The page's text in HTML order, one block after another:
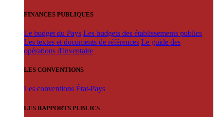
FINANCES PUBLIQUES
Le budget du Pays Les budgets des établissements publics
Les textes et documents de références Le guide des
opérations d'inventaire
LES CONVENTIONS
Les conventions État-Pays
LES RAPPORTS PUBLICS